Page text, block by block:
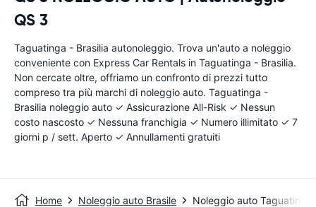
QS 3
Taguatinga - Brasilia autonoleggio. Trova un'auto a noleggio
conveniente con Express Car Rentals in Taguatinga - Brasilia.
Non cercate oltre, offriamo un confronto di prezzi tutto
compreso tra più marchi di noleggio auto. Taguatinga -
Brasilia noleggio auto ✓ Assicurazione All-Risk ✓ Nessun
costo nascosto ✓ Nessuna franchigia ✓ Numero illimitato ✓ 7
giorni p / sett. Aperto ✓ Annullamenti gratuiti
Home Noleggio auto Brasile Noleggio auto Taguatinga